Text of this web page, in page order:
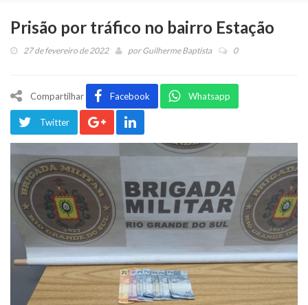
Prisão por tráfico no bairro Estação
27 de fevereiro de 2022 porGuilherme Baptista 0
Compartilhar Facebook Whatsapp
Twitter